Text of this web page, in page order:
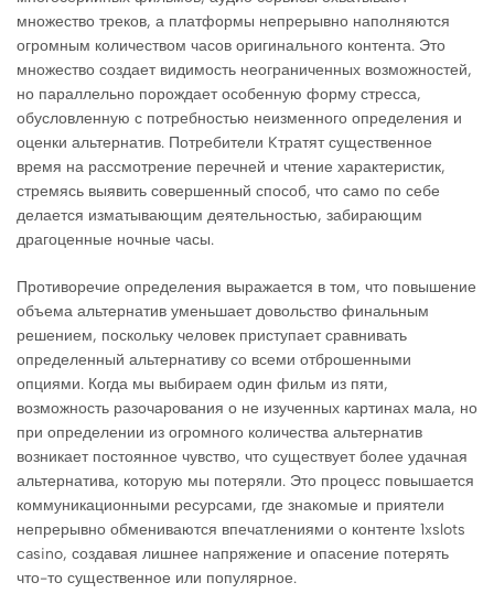
множество треков, а платформы непрерывно наполняются
огромным количеством часов оригинального контента. Это
множество создает видимость неограниченных возможностей,
но параллельно порождает особенную форму стресса,
обусловленную с потребностью неизменного определения и
оценки альтернатив. Потребители Kтратят существенное
время на рассмотрение перечней и чтение характеристик,
стремясь выявить совершенный способ, что само по себе
делается изматывающим деятельностью, забирающим
драгоценные ночные часы.
Противоречие определения выражается в том, что повышение
объема альтернатив уменьшает довольство финальным
решением, поскольку человек приступает сравнивать
определенный альтернативу со всеми отброшенными
опциями. Когда мы выбираем один фильм из пяти,
возможность разочарования о не изученных картинах мала, но
при определении из огромного количества альтернатив
возникает постоянное чувство, что существует более удачная
альтернатива, которую мы потеряли. Это процесс повышается
коммуникационными ресурсами, где знакомые и приятели
непрерывно обмениваются впечатлениями о контенте 1xslots
casino, создавая лишнее напряжение и опасение потерять
что-то существенное или популярное.